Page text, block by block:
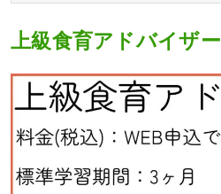
上級食育アドバイザー